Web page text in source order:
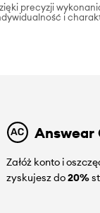
precyzji
i
Answear
Załóż konto i
zyskujesz do20%